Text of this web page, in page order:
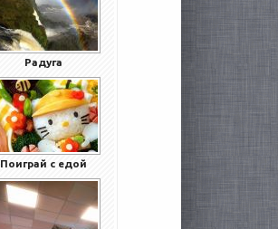
Радуга
Поиграй с едой